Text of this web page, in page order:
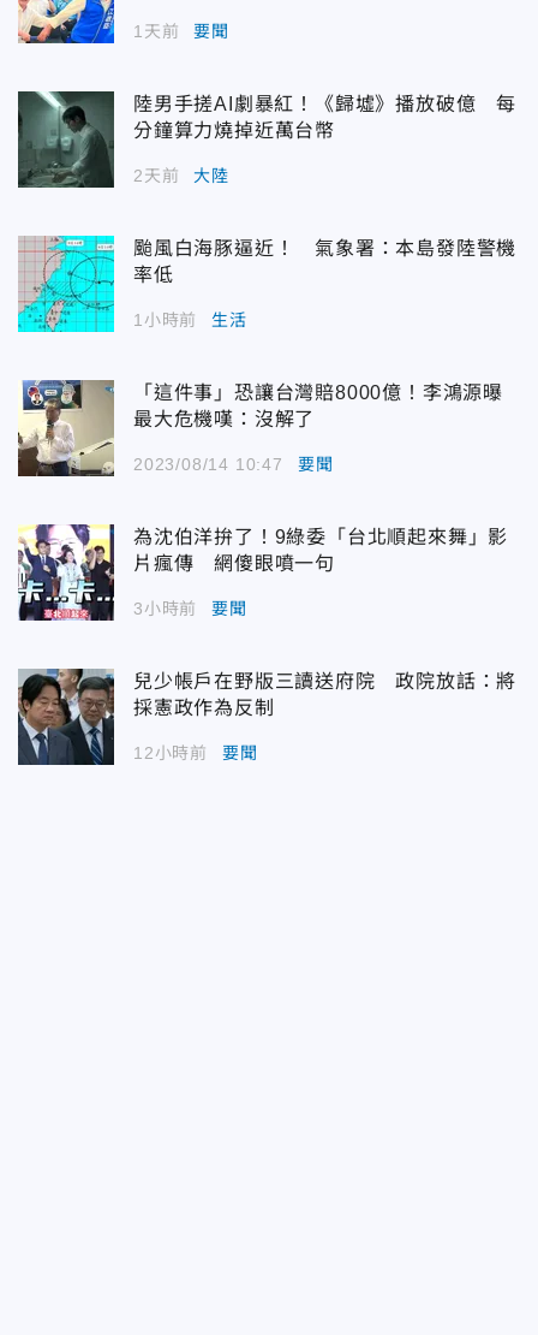
1天前 要聞
陸男手搓AI劇暴紅！《歸墟》播放破億 每
分鐘算力燒掉近萬台幣
2天前 大陸
颱風白海豚逼近！ 氣象署：本島發陸警機
率低
1小時前 生活
「這件事」恐讓台灣賠8000億！李鴻源曝
最大危機嘆：沒解了
2023/08/14 10:47 要聞
為沈伯洋拚了！9綠委「台北順起來舞」影
片瘋傳 網傻眼噴一句
3小時前 要聞
兒少帳戶在野版三讀送府院 政院放話：將
採憲政作為反制
12小時前 要聞